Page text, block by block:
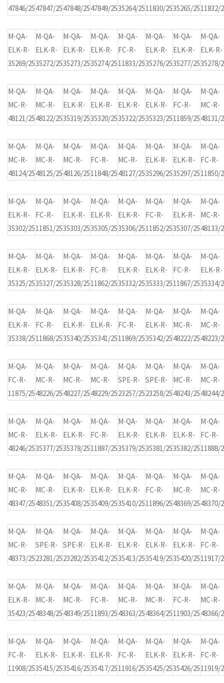
47846/2547847/2547848/2547849/2535264/2511830/2535265/2511832/
M-QA-
ELK-R-
35269/25
M-QA-
ELK-R-
35272/25
M-QA-
ELK-R-
35273/25
M-QA-
ELK-R-
35274/25
M-QA-
FC-R-
11833/25
M-QA-
ELK-R-
35276/25
M-QA-
ELK-R-
35277/25
M-QA-
ELK-R-
35278/
M-QA-
MC-R-
48121/25
M-QA-
MC-R-
48122/25
M-QA-
ELK-R-
35319/25
M-QA-
ELK-R-
35320/25
M-QA-
ELK-R-
35322/25
M-QA-
ELK-R-
35323/25
M-QA-
FC-R-
11859/25
M-QA-
MC-R-
48131/
M-QA-
MC-R-
48124/25
M-QA-
MC-R-
48125/25
M-QA-
MC-R-
48126/25
M-QA-
FC-R-
11848/25
M-QA-
MC-R-
48127/25
M-QA-
ELK-R-
35296/25
M-QA-
ELK-R-
35297/25
M-QA-
FC-R-
11850/
M-QA-
ELK-R-
35302/25
M-QA-
FC-R-
11851/25
M-QA-
ELK-R-
35303/25
M-QA-
ELK-R-
35305/25
M-QA-
ELK-R-
35306/25
M-QA-
FC-R-
11852/25
M-QA-
ELK-R-
35307/25
M-QA-
MC-R-
48133/
M-QA-
ELK-R-
35325/25
M-QA-
ELK-R-
35327/25
M-QA-
ELK-R-
35328/25
M-QA-
FC-R-
11862/25
M-QA-
ELK-R-
35332/25
M-QA-
ELK-R-
35333/25
M-QA-
FC-R-
11867/25
M-QA-
ELK-R-
35334/
M-QA-
ELK-R-
35338/25
M-QA-
FC-R-
11868/25
M-QA-
ELK-R-
35340/25
M-QA-
ELK-R-
35341/25
M-QA-
FC-R-
11869/25
M-QA-
ELK-R-
35342/25
M-QA-
MC-R-
48222/25
M-QA-
MC-R-
48223/
M-QA-
FC-R-
11875/25
M-QA-
MC-R-
48226/25
M-QA-
MC-R-
48227/25
M-QA-
MC-R-
48229/25
M-QA-
SPE-R-
23257/25
M-QA-
SPE-R-
23258/25
M-QA-
MC-R-
48243/25
M-QA-
MC-R-
48244/
M-QA-
MC-R-
48246/25
M-QA-
ELK-R-
35377/25
M-QA-
ELK-R-
35378/25
M-QA-
FC-R-
11887/25
M-QA-
ELK-R-
35379/25
M-QA-
ELK-R-
35381/25
M-QA-
ELK-R-
35382/25
M-QA-
FC-R-
11888/
M-QA-
MC-R-
48347/25
M-QA-
MC-R-
48351/25
M-QA-
ELK-R-
35408/25
M-QA-
ELK-R-
35409/25
M-QA-
ELK-R-
35410/25
M-QA-
FC-R-
11896/25
M-QA-
MC-R-
48369/25
M-QA-
MC-R-
48370/
M-QA-
MC-R-
48373/25
M-QA-
SPE-R-
23281/25
M-QA-
SPE-R-
23282/25
M-QA-
ELK-R-
35412/25
M-QA-
ELK-R-
35413/25
M-QA-
ELK-R-
35419/25
M-QA-
ELK-R-
35420/25
M-QA-
FC-R-
11917/
M-QA-
ELK-R-
35423/25
M-QA-
MC-R-
48348/25
M-QA-
MC-R-
48349/25
M-QA-
FC-R-
11893/25
M-QA-
MC-R-
48363/25
M-QA-
MC-R-
48364/25
M-QA-
FC-R-
11903/25
M-QA-
MC-R-
48366/
M-QA-
FC-R-
11908/25
M-QA-
ELK-R-
35415/25
M-QA-
ELK-R-
35416/25
M-QA-
ELK-R-
35417/25
M-QA-
FC-R-
11916/25
M-QA-
ELK-R-
35425/25
M-QA-
ELK-R-
35426/25
M-QA-
FC-R-
11919/